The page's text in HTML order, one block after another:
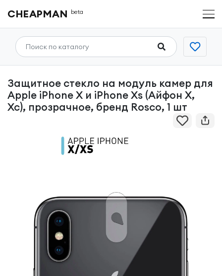
CHEAPMAN beta
Защитное стекло на модуль камер для
Apple iPhone X и iPhone Xs (Айфон Х,
Хс), прозрачное, бренд Rosco, 1 шт